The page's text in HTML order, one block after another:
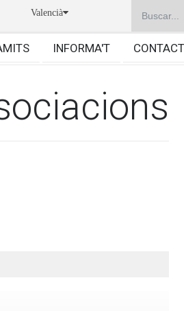
Valencià
INFORMA'T